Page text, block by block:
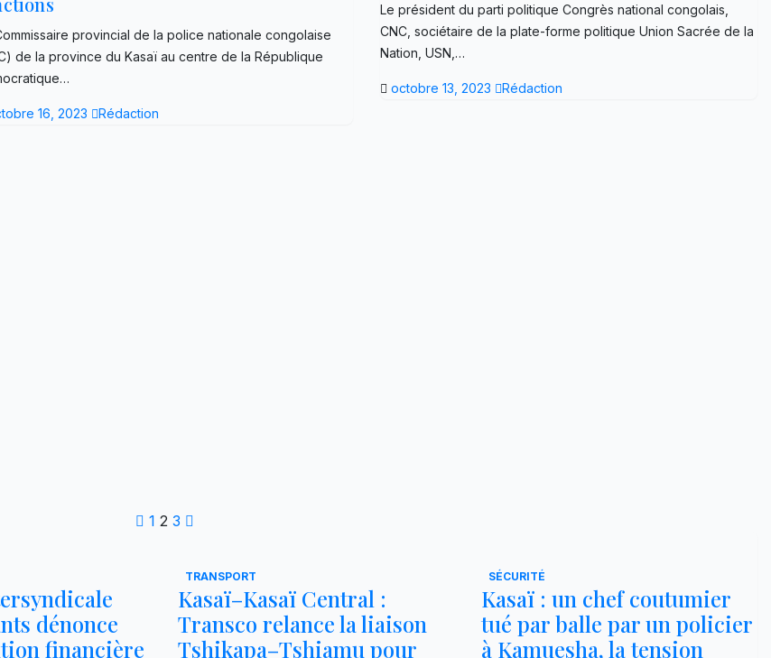
provincial de la police nationale congolaise
de la province du Kasaï au centre de la République
16, 2023 Rédaction
Le président du parti politique Congrès national congolais,
CNC, sociétaire de la plate-forme politique Union Sacrée de la
Nation, USN,…
octobre 13, 2023 Rédaction
Pagination
publications
1 2 3
dénonce
financière
TRANSPORT
Kasaï–Kasaï Central :
Transco relance la liaison
Tshikapa–Tshiamu pour
SÉCURITÉ
Kasaï : un chef coutumier
tué par balle par un policier
à Kamuesha, la tension